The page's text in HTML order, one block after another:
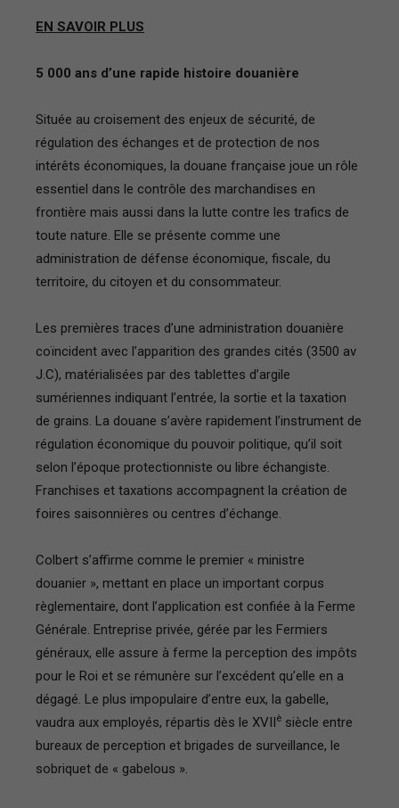
EN SAVOIR PLUS
5 000 ans d’une rapide histoire douanière
Située au croisement des enjeux de sécurité, de
régulation des échanges et de protection de nos
intérêts économiques, la douane française joue un rôle
essentiel dans le contrôle des marchandises en
frontière mais aussi dans la lutte contre les trafics de
toute nature. Elle se présente comme une
administration de défense économique, fiscale, du
territoire, du citoyen et du consommateur.
Les premières traces d’une administration douanière
coïncident avec l’apparition des grandes cités (3500 av
J.C), matérialisées par des tablettes d’argile
sumériennes indiquant l’entrée, la sortie et la taxation
de grains. La douane s’avère rapidement l’instrument de
régulation économique du pouvoir politique, qu’il soit
selon l’époque protectionniste ou libre échangiste.
Franchises et taxations accompagnent la création de
foires saisonnières ou centres d’échange.
Colbert s’affirme comme le premier « ministre
douanier », mettant en place un important corpus
règlementaire, dont l’application est confiée à la Ferme
Générale. Entreprise privée, gérée par les Fermiers
généraux, elle assure à ferme la perception des impôts
pour le Roi et se rémunère sur l’excédent qu’elle en a
dégagé. Le plus impopulaire d’entre eux, la gabelle,
vaudra aux employés, répartis dès le XVIIè siècle entre
bureaux de perception et brigades de surveillance, le
sobriquet de « gabelous ».